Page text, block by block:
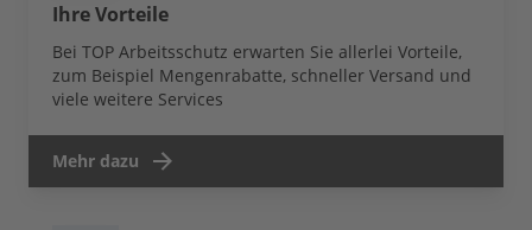
Ihre Vorteile
Bei TOP Arbeitsschutz erwarten Sie allerlei Vorteile,
zum Beispiel Mengenrabatte, schneller Versand und
viele weitere Services
Mehr dazu